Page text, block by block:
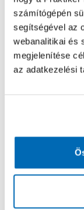
számítógépén
segítségével az
webanalitikai és
megjelenítése
az adatkezelési